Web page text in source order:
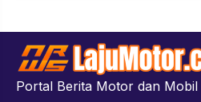
Portal Berita Motor dan Mobil